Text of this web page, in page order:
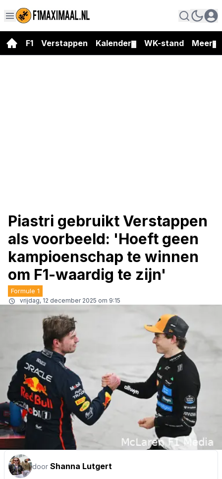
F1 Verstappen Kalender WK-stand Meer
Piastri gebruikt Verstappen
als voorbeeld: 'Hoeft geen
kampioenschap te winnen
om F1-waardig te zijn'
Formule 1
vrijdag, 12 december 2025 om 9:15
door Shanna Lutgert